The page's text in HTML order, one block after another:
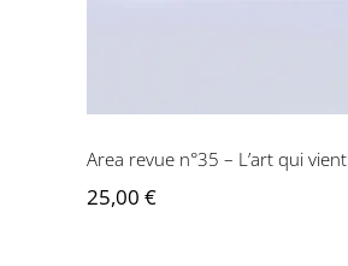
Area revue n°35 – L’art qui vient
25,00 €